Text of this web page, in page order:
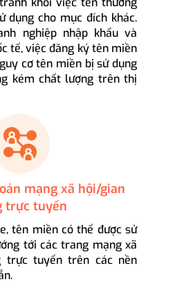
dụng cho mục đích khác.
nghiệp nhập khẩu và
tế, việc đăng ký tên miền
cơ tên miền bị sử dụng
kém chất lượng trên thị
mạng xã hội/gian
trực tuyến
tên miền có thể được sử
tới các trang mạng xã
trực tuyến trên các nền